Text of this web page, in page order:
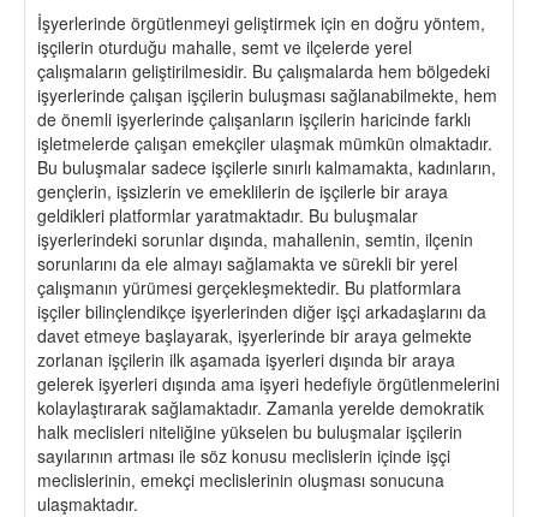
İşyerlerinde örgütlenmeyi geliştirmek için en doğru yöntem,
işçilerin oturduğu mahalle, semt ve ilçelerde yerel
çalışmaların geliştirilmesidir. Bu çalışmalarda hem bölgedeki
işyerlerinde çalışan işçilerin buluşması sağlanabilmekte, hem
de önemli işyerlerinde çalışanların işçilerin haricinde farklı
işletmelerde çalışan emekçiler ulaşmak mümkün olmaktadır.
Bu buluşmalar sadece işçilerle sınırlı kalmamakta, kadınların,
gençlerin, işsizlerin ve emeklilerin de işçilerle bir araya
geldikleri platformlar yaratmaktadır. Bu buluşmalar
işyerlerindeki sorunlar dışında, mahallenin, semtin, ilçenin
sorunlarını da ele almayı sağlamakta ve sürekli bir yerel
çalışmanın yürümesi gerçekleşmektedir. Bu platformlara
işçiler bilinçlendikçe işyerlerinden diğer işçi arkadaşlarını da
davet etmeye başlayarak, işyerlerinde bir araya gelmekte
zorlanan işçilerin ilk aşamada işyerleri dışında bir araya
gelerek işyerleri dışında ama işyeri hedefiyle örgütlenmelerini
kolaylaştırarak sağlamaktadır. Zamanla yerelde demokratik
halk meclisleri niteliğine yükselen bu buluşmalar işçilerin
sayılarının artması ile söz konusu meclislerin içinde işçi
meclislerinin, emekçi meclislerinin oluşması sonucuna
ulaşmaktadır.